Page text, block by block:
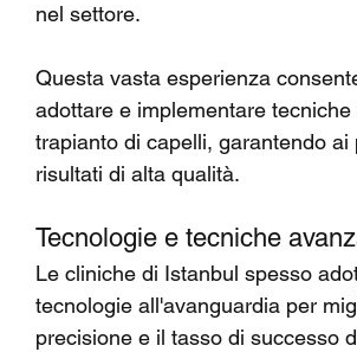
nel settore.
Questa vasta esperienza
adottare e implementare tecniche
trapianto di capelli, garantendo ai
risultati di alta qualità.
Tecnologie e tecniche
Le cliniche di Istanbul spesso
tecnologie all'avanguardia per
precisione e il tasso di successo